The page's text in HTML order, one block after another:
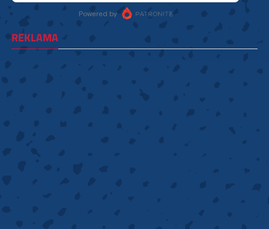
REKLAMA